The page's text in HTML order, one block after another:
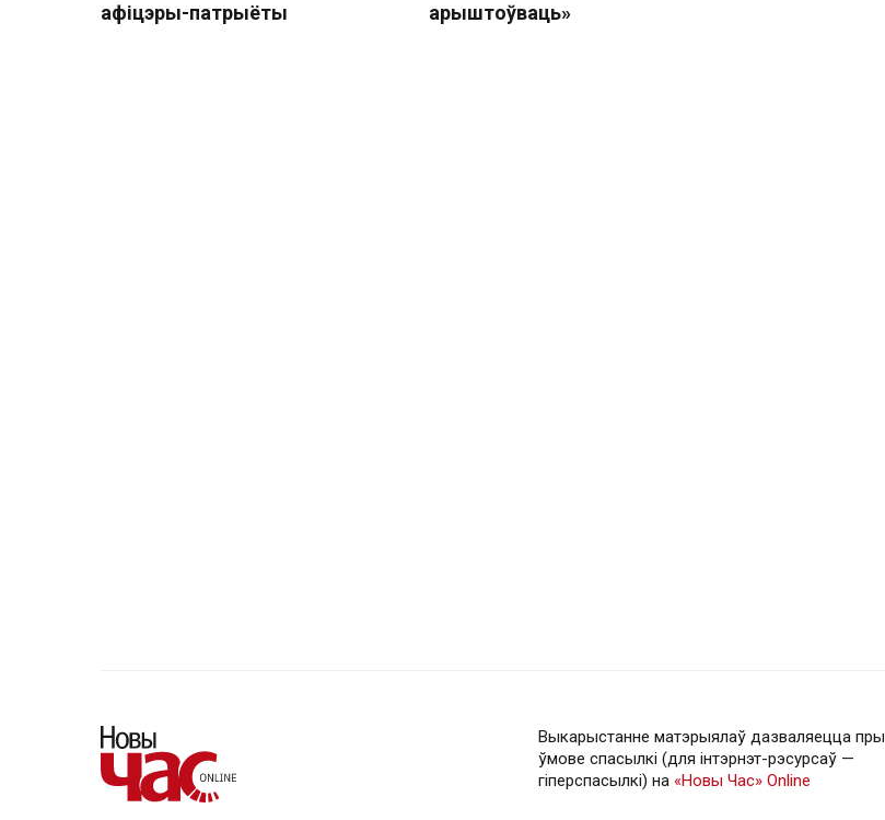
афіцэры-патрыёты
арыштоўваць»
Выкарыстанне матэрыялаў дазваляецца пры
ўмове спасылкі (для інтэрнэт-рэсурсаў —
гiперспасылкi) на «Новы Час» Online